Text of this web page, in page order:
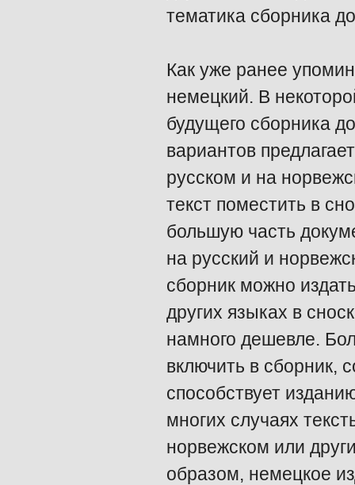
тематика сборника
Как уже ранее
немецкий. В
будущего сборника
вариантов
русском и на
текст поместить в
большую часть
на русский и
сборник можно
других языках в
намного дешевле.
включить в сборник,
способствует
многих случаях
норвежском или
образом, немецкое